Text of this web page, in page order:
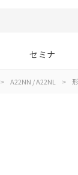
セミナ
> A22NN / A22NL >